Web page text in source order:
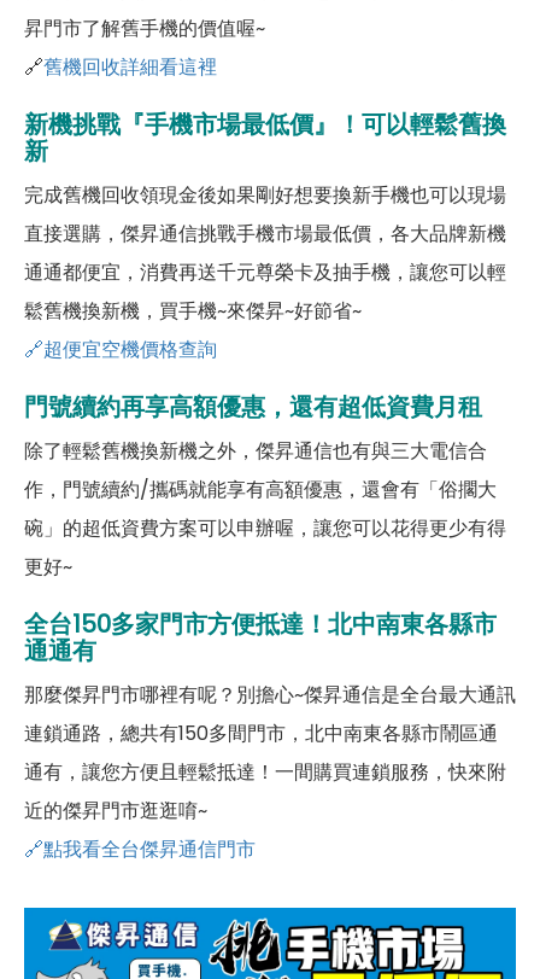
昇門市了解舊手機的價值喔~
🔗舊機回收詳細看這裡
新機挑戰『手機市場最低價』！可以輕鬆舊換
新
完成舊機回收領現金後如果剛好想要換新手機也可以現場
直接選購，傑昇通信挑戰手機市場最低價，各大品牌新機
通通都便宜，消費再送千元尊榮卡及抽手機，讓您可以輕
鬆舊機換新機，買手機~來傑昇~好節省~
🔗超便宜空機價格查詢
門號續約再享高額優惠，還有超低資費月租
除了輕鬆舊機換新機之外，傑昇通信也有與三大電信合
作，門號續約/攜碼就能享有高額優惠，還會有「俗擱大
碗」的超低資費方案可以申辦喔，讓您可以花得更少有得
更好~
全台150多家門市方便抵達！北中南東各縣市
通通有
那麼傑昇門市哪裡有呢？別擔心~傑昇通信是全台最大通訊
連鎖通路，總共有150多間門市，北中南東各縣市鬧區通
通有，讓您方便且輕鬆抵達！一間購買連鎖服務，快來附
近的傑昇門市逛逛唷~
🔗點我看全台傑昇通信門市